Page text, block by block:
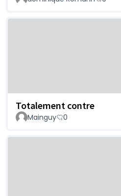
Totalement contre
Mainguy 0